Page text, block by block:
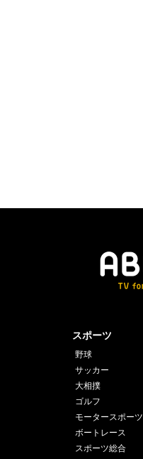
スポーツ
野球
サッカー
大相撲
ゴルフ
モータースポーツ
ボートレース
スポーツ総合